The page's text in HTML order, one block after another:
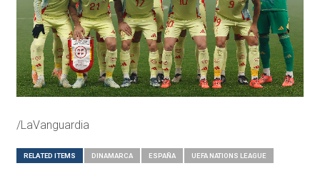
/LaVanguardia
RELATED ITEMS DINAMARCA ESPAÑA UEFA NATIONS LEAGUE